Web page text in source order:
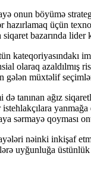
onun böyümə
hazırlamaq üçün
bazarında
kateqoriyasındakı
olaraq azaldılmış
gələn müxtəlif
tanınan ağız
sərmayə qoyması
nəinki inkişaf
uyğunluğa